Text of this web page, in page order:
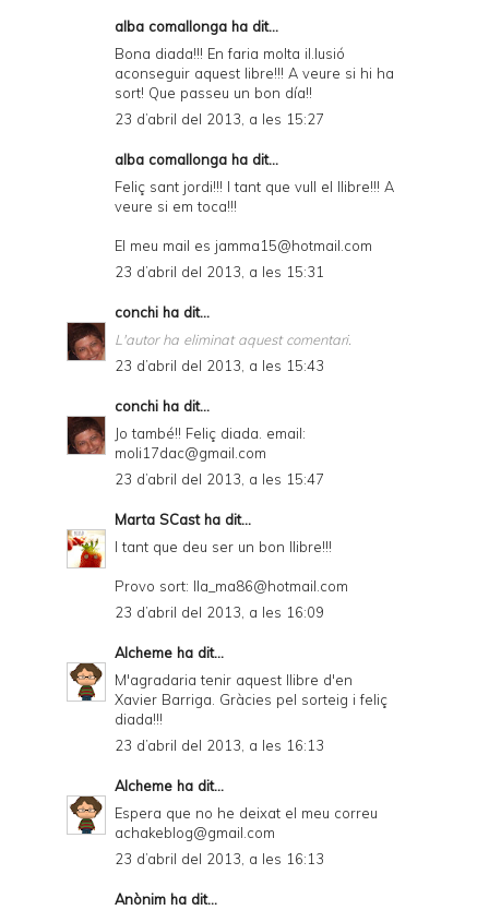
alba comallonga ha dit...
Bona diada!!! En faria molta il.lusió
aconseguir aquest libre!!! A veure si hi ha
sort! Que passeu un bon día!!
23 d’abril del 2013, a les 15:27
alba comallonga ha dit...
Feliç sant jordi!!! I tant que vull el llibre!!! A
veure si em toca!!!
El meu mail es jamma15@hotmail.com
23 d’abril del 2013, a les 15:31
conchi ha dit...
L'autor ha eliminat aquest comentari.
23 d’abril del 2013, a les 15:43
conchi ha dit...
Jo també!! Feliç diada. email:
moli17dac@gmail.com
23 d’abril del 2013, a les 15:47
Marta SCastha dit...
I tant que deu ser un bon llibre!!!
Provo sort: lla_ma86@hotmail.com
23 d’abril del 2013, a les 16:09
Alcheme ha dit...
M'agradaria tenir aquest llibre d'en
Xavier Barriga. Gràcies pel sorteig i feliç
diada!!!
23 d’abril del 2013, a les 16:13
Alcheme ha dit...
Espera que no he deixat el meu correu
achakeblog@gmail.com
23 d’abril del 2013, a les 16:13
Anònim ha dit...